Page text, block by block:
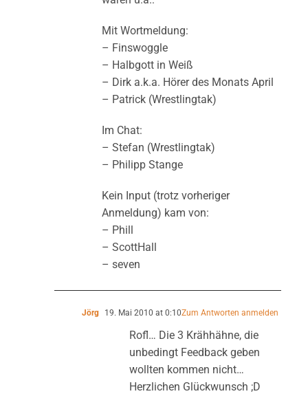
Mit Wortmeldung:
– Finswoggle
– Halbgott in Weiß
– Dirk a.k.a. Hörer des Monats April
– Patrick (Wrestlingtak)
Im Chat:
– Stefan (Wrestlingtak)
– Philipp Stange
Kein Input (trotz vorheriger
Anmeldung) kam von:
– Phill
– ScottHall
– seven
Jörg 19. Mai 2010 at 0:10Zum Antworten anmelden
Rofl… Die 3 Krähhähne, die
unbedingt Feedback geben
wollten kommen nicht…
Herzlichen Glückwunsch ;D